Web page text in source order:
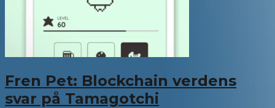
Fren Pet: Blockchain verdens
svar på Tamagotchi